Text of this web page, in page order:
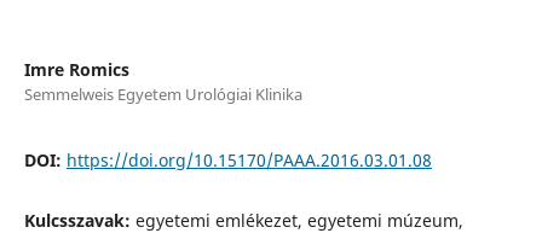
Imre Romics
Semmelweis Egyetem Urológiai Klinika
DOI: https://doi.org/10.15170/PAAA.2016.03.01.08
Kulcsszavak: egyetemi emlékezet, egyetemi múzeum,